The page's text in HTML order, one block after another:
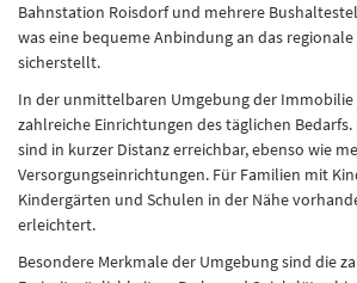
Bahnstation Roisdorf und mehrere
was eine bequeme Anbindung an das
sicherstellt.
In der unmittelbaren Umgebung der Immobilie
zahlreiche Einrichtungen des täglichen
sind in kurzer Distanz erreichbar, ebenso wie
Versorgungseinrichtungen. Für Familien mit
Kindergärten und Schulen in der Nähe
erleichtert.
Besondere Merkmale der Umgebung sind die